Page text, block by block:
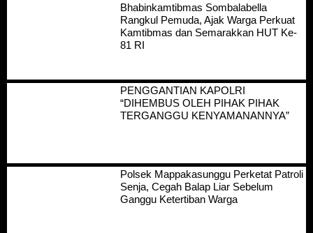
Bhabinkamtibmas Sombalabella
Rangkul Pemuda, Ajak Warga Perkuat
Kamtibmas dan Semarakkan HUT Ke-
81 RI
PENGGANTIAN KAPOLRI
“DIHEMBUS OLEH PIHAK PIHAK
TERGANGGU KENYAMANANNYA”
Polsek Mappakasunggu Perketat Patroli
Senja, Cegah Balap Liar Sebelum
Ganggu Ketertiban Warga